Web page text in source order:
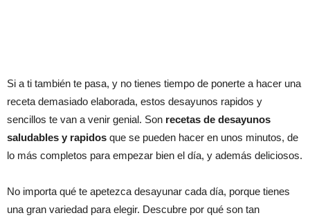
Si a ti también te pasa, y no tienes tiempo de ponerte a hacer una
receta demasiado elaborada, estos desayunos rapidos y
sencillos te van a venir genial. Son recetas de desayunos
saludables y rapidos que se pueden hacer en unos minutos, de
lo más completos para empezar bien el día, y además deliciosos.
No importa qué te apetezca desayunar cada día, porque tienes
una gran variedad para elegir. Descubre por qué son tan